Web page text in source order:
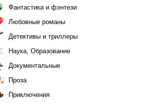
Фантастика и фэнтези
Любовные романы
Детективы и триллеры
Наука, Образование
Документальные
Проза
Приключения